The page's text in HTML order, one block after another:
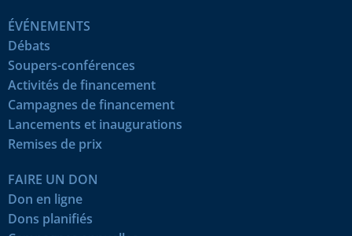
ÉVÉNEMENTS
Débats
Soupers-conférences
Activités de financement
Campagnes de financement
Lancements et inaugurations
Remises de prix
FAIRE UN DON
Don en ligne
Dons planifiés